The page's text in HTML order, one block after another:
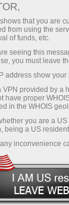
that you are
from using the
of funds, etc.
seeing this
you must leave
address show
VPN provided by a
have proper
in the WHOIS
you are a
being a US
inconvenience